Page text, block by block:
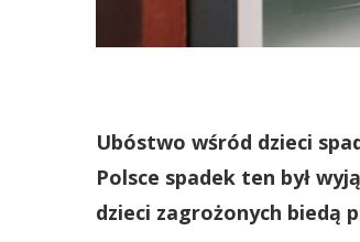
Ubóstwo wśród dzieci
Polsce spadek ten był
dzieci zagrożonych biedą